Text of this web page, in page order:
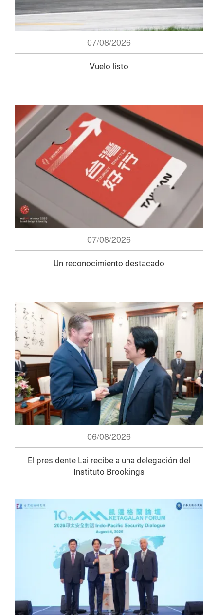
07/08/2026
Vuelo listo
07/08/2026
Un reconocimiento destacado
06/08/2026
El presidente Lai recibe a una delegación del
Instituto Brookings